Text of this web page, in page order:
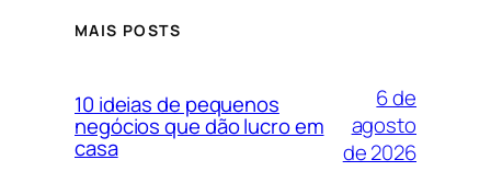
MAIS POSTS
10 ideias de pequenos
negócios que dão lucro em
casa
6 de
agosto
de 2026